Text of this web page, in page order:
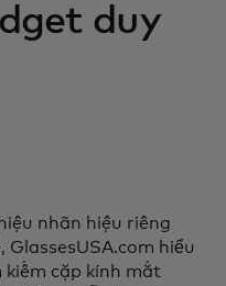
duy
nhãn hiệu riêng
hiểu
cặp kính mắt